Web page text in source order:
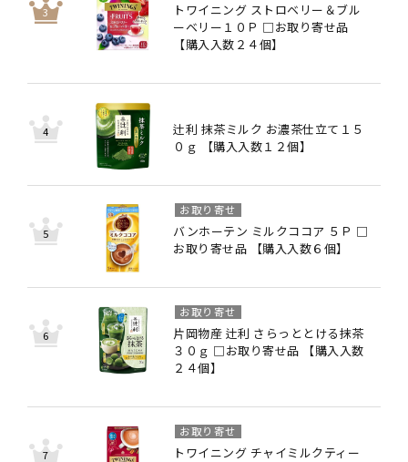
トワイニング ストロベリー＆ブル
ーベリー１０Ｐ □お取り寄せ品
【購入入数２４個】
辻利 抹茶ミルク お濃茶仕立て１５
０ｇ 【購入入数１２個】
バンホーテン ミルクココア ５Ｐ □
お取り寄せ品 【購入入数６個】
お取り寄せ
片岡物産 辻利 さらっととける抹茶
３０ｇ □お取り寄せ品 【購入入数
２４個】
お取り寄せ
トワイニング チャイミルクティー
お取り寄せ